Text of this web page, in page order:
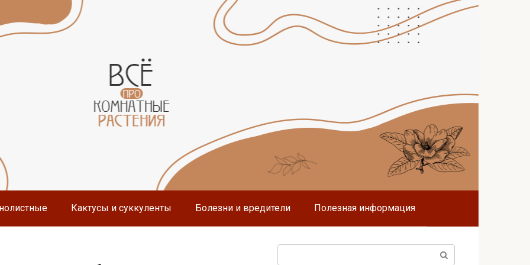
Кактусы и суккуленты Болезни и вредители Полезная информация